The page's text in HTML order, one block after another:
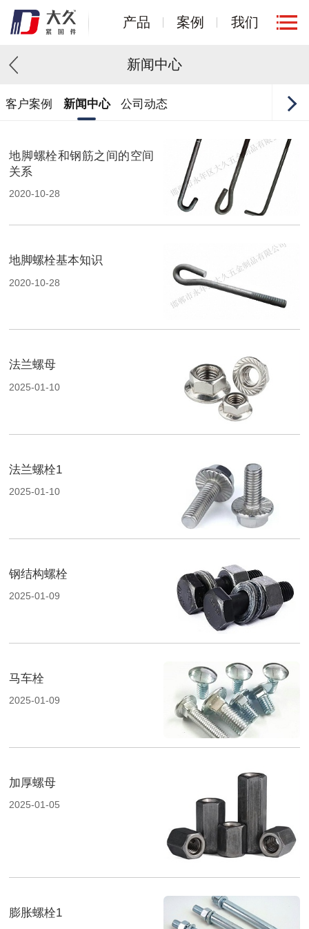
产品 案例 我们
新闻中心
客户案例 新闻中心 公司动态
地脚螺栓和钢筋之间的空间
关系
2020-10-28
地脚螺栓基本知识
2020-10-28
法兰螺母
2025-01-10
法兰螺栓1
2025-01-10
钢结构螺栓
2025-01-09
马车栓
2025-01-09
加厚螺母
2025-01-05
膨胀螺栓1